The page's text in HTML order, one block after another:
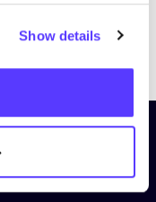
Show detailsPreviousNext